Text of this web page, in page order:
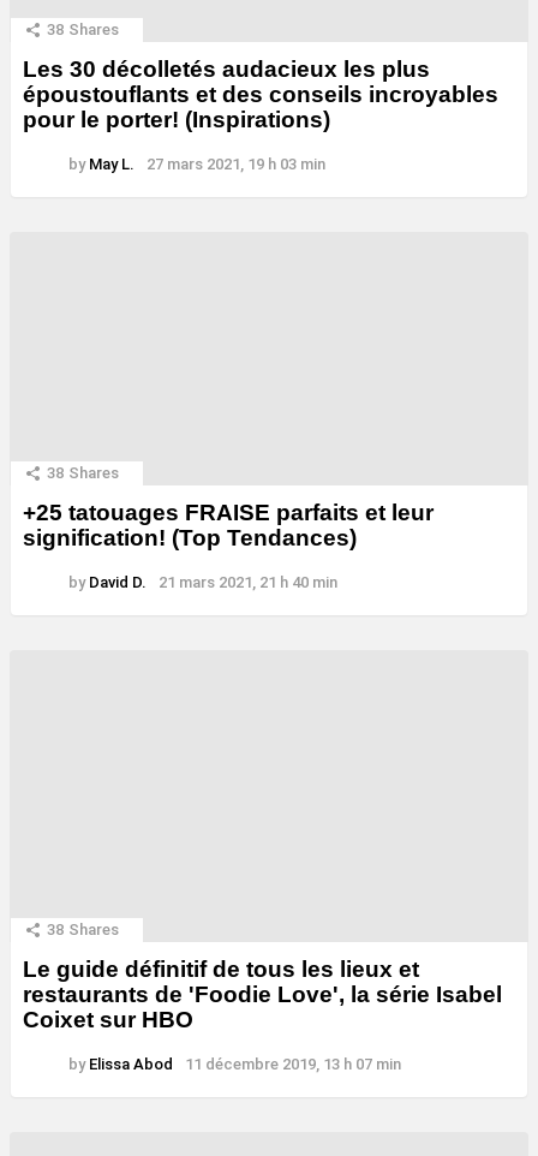
38 Shares
Les 30 décolletés audacieux les plus
époustouflants et des conseils incroyables
pour le porter! (Inspirations)
by May L. 27 mars 2021, 19 h 03 min
38 Shares
+25 tatouages ​​FRAISE parfaits et leur
signification! (Top Tendances)
by David D. 21 mars 2021, 21 h 40 min
38 Shares
Le guide définitif de tous les lieux et
restaurants de 'Foodie Love', la série Isabel
Coixet sur HBO
by Elissa Abod 11 décembre 2019, 13 h 07 min